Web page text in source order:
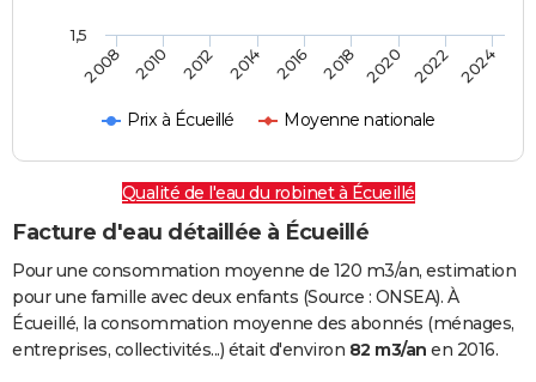
Prix à Écueillé Moyenne nationale
2008 2010 2012 2014 2016 2018 2020 2022 2024
1,5
Qualité de l'eau du robinet à Écueillé
Facture d'eau détaillée à Écueillé
Pour une consommation moyenne de 120 m3/an, estimation
pour une famille avec deux enfants (Source : ONSEA). À
Écueillé, la consommation moyenne des abonnés (ménages,
entreprises, collectivités...) était d'environ 82 m3/an en 2016.